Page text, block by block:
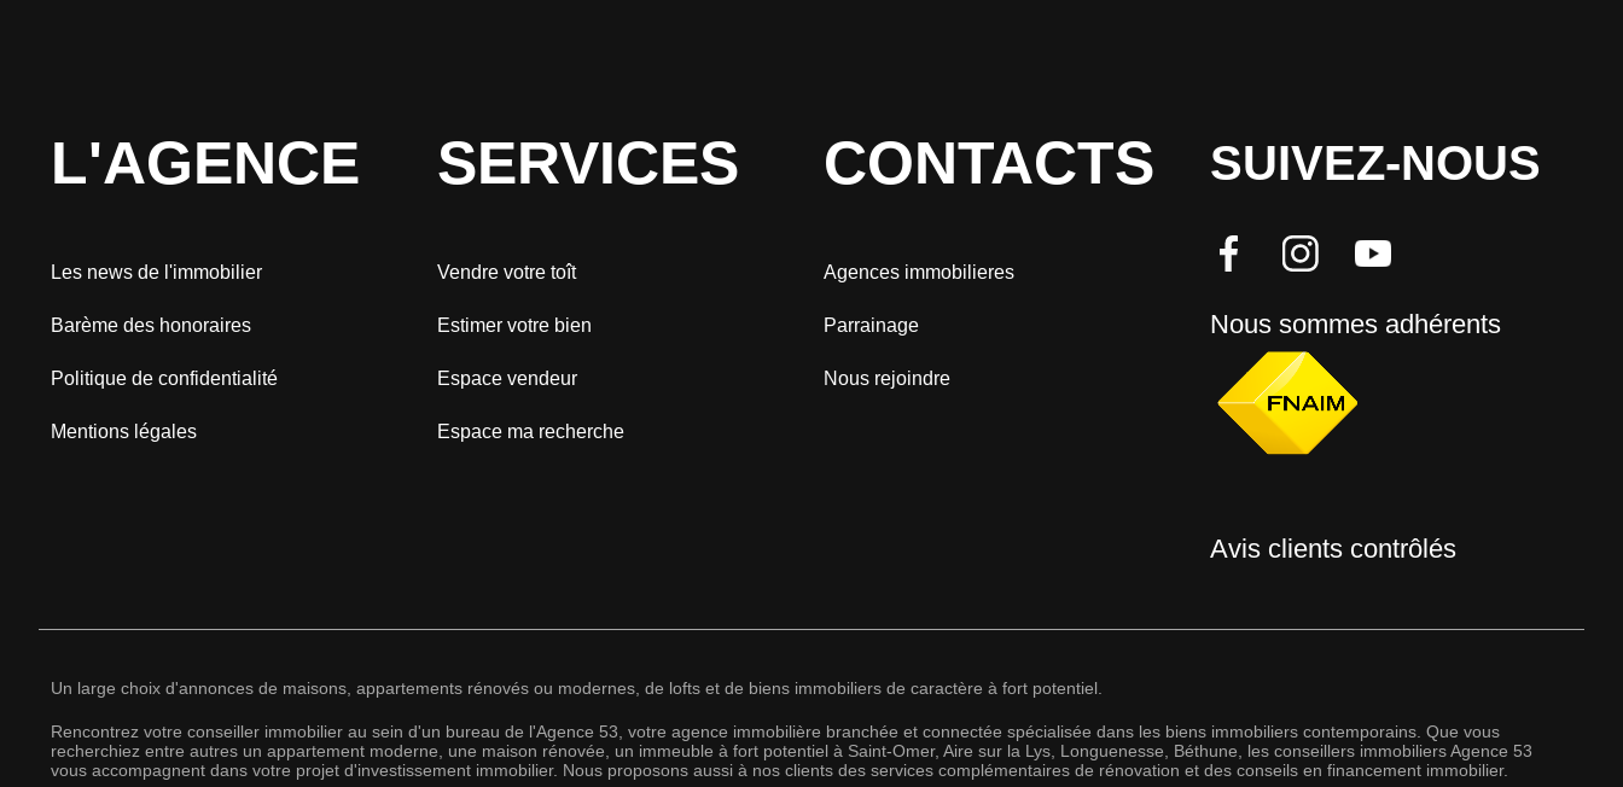
L'AGENCE
Les news de l'immobilier
Barème des honoraires
Politique de confidentialité
Mentions légales
SERVICES
Vendre votre toît
Estimer votre bien
Espace vendeur
Espace ma recherche
CONTACTS
Agences immobilieres
Parrainage
Nous rejoindre
SUIVEZ-NOUS
Nous sommes adhérents
Avis clients contrôlés
Un large choix d'annonces de maisons, appartements rénovés ou modernes, de lofts et de biens immobiliers de caractère à fort potentiel.
Rencontrez votre conseiller immobilier au sein d'un bureau de l'Agence 53, votre agence immobilière branchée et connectée spécialisée dans les biens immobiliers contemporains. Que vous
recherchiez entre autres un appartement moderne, une maison rénovée, un immeuble à fort potentiel à Saint-Omer, Aire sur la Lys, Longuenesse, Béthune, les conseillers immobiliers Agence 53
vous accompagnent dans votre projet d'investissement immobilier. Nous proposons aussi à nos clients des services complémentaires de rénovation et des conseils en financement immobilier.